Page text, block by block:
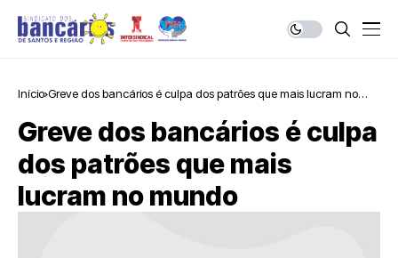
Início Greve dos bancários é culpa dos patrões que mais lucram no
Greve dos bancários é culpa
dos patrões que mais
lucram no mundo